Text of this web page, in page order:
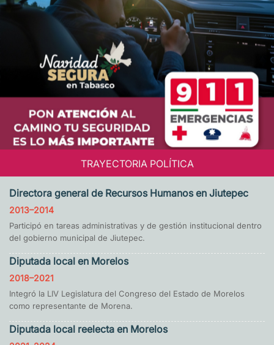
TRAYECTORIA POLÍTICA
Directora general de Recursos Humanos en Jiutepec
2013–2014
Participó en tareas administrativas y de gestión institucional dentro
del gobierno municipal de Jiutepec.
Diputada local en Morelos
2018–2021
Integró la LIV Legislatura del Congreso del Estado de Morelos
como representante de Morena.
Diputada local reelecta en Morelos